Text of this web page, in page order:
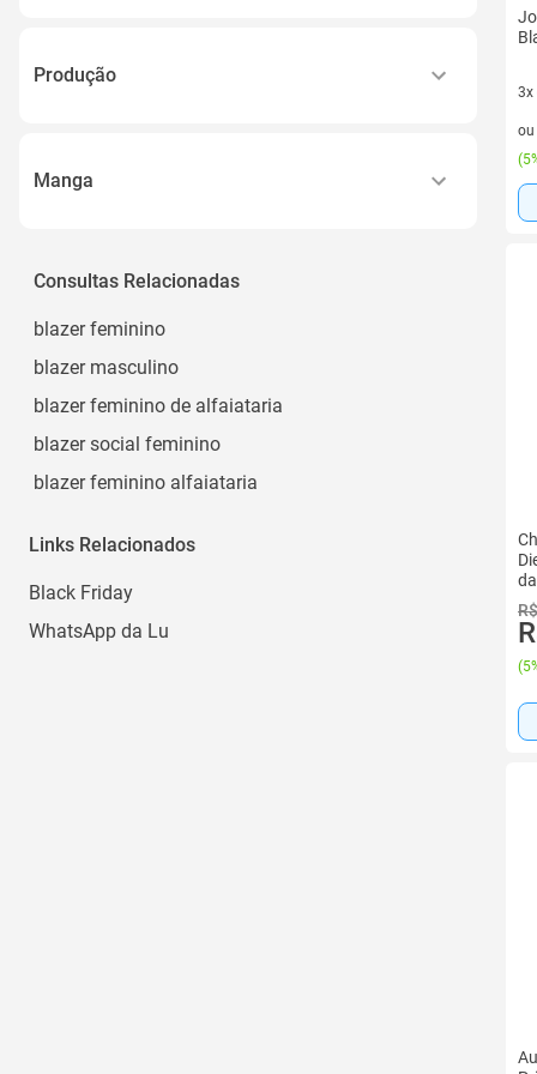
Padronagem Poá
3 Unidades
Produção
Cn Origem
Ver todos
Manga
Manga Longa
Consultas Relacionadas
blazer feminino
blazer masculino
blazer feminino de alfaiataria
blazer social feminino
blazer feminino alfaiataria
Links Relacionados
Black Friday
WhatsApp da Lu
3x
3
ou
(
(